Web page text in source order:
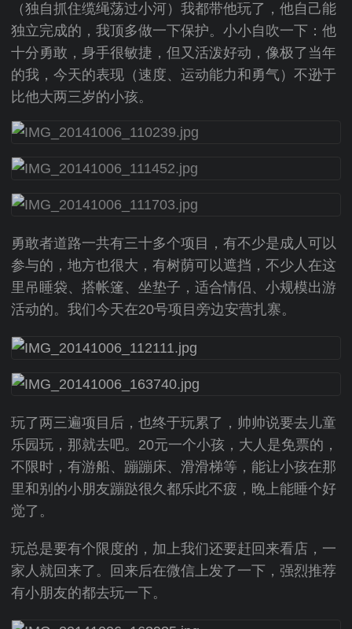
（独自抓住缆绳荡过小河）我都带他玩了，他自己能
独立完成的，我顶多做一下保护。小小自吹一下：他
十分勇敢，身手很敏捷，但又活泼好动，像极了当年
的我，今天的表现（速度、运动能力和勇气）不逊于
比他大两三岁的小孩。
勇敢者道路一共有三十多个项目，有不少是成人可以
参与的，地方也很大，有树荫可以遮挡，不少人在这
里吊睡袋、搭帐篷、坐垫子，适合情侣、小规模出游
活动的。我们今天在20号项目旁边安营扎寨。
玩了两三遍项目后，也终于玩累了，帅帅说要去儿童
乐园玩，那就去吧。20元一个小孩，大人是免票的，
不限时，有游船、蹦蹦床、滑滑梯等，能让小孩在那
里和别的小朋友蹦跶很久都乐此不疲，晚上能睡个好
觉了。
玩总是要有个限度的，加上我们还要赶回来看店，一
家人就回来了。回来后在微信上发了一下，强烈推荐
有小朋友的都去玩一下。